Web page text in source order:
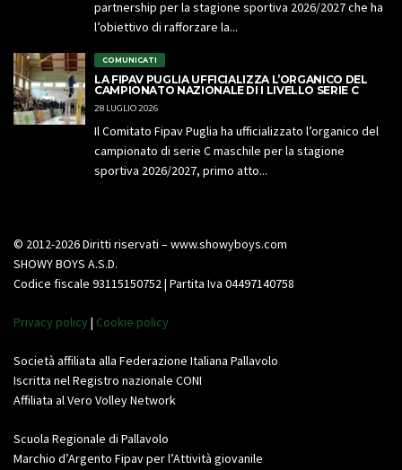
partnership per la stagione sportiva 2026/2027 che ha
l’obiettivo di rafforzare la...
COMUNICATI
LA FIPAV PUGLIA UFFICIALIZZA L’ORGANICO DEL
CAMPIONATO NAZIONALE DI I LIVELLO SERIE C
28 LUGLIO 2026
Il Comitato Fipav Puglia ha ufficializzato l’organico del
campionato di serie C maschile per la stagione
sportiva 2026/2027, primo atto...
© 2012-2026 Diritti riservati – www.showyboys.com
SHOWY BOYS A.S.D.
Codice fiscale 93115150752 | Partita Iva 04497140758
Privacy policy | Cookie policy
Società affiliata alla Federazione Italiana Pallavolo
Iscritta nel Registro nazionale CONI
Affiliata al Vero Volley Network
Scuola Regionale di Pallavolo
Marchio d’Argento Fipav per l’Attività giovanile